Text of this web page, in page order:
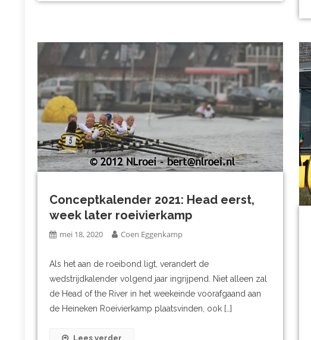
Conceptkalender 2021: Head eerst,
week later roeivierkamp
mei 18, 2020 Coen Eggenkamp
Als het aan de roeibond ligt, verandert de
wedstrijdkalender volgend jaar ingrijpend. Niet alleen zal
de Head of the River in het weekeinde voorafgaand aan
de Heineken Roeivierkamp plaatsvinden, ook […]
Lees verder